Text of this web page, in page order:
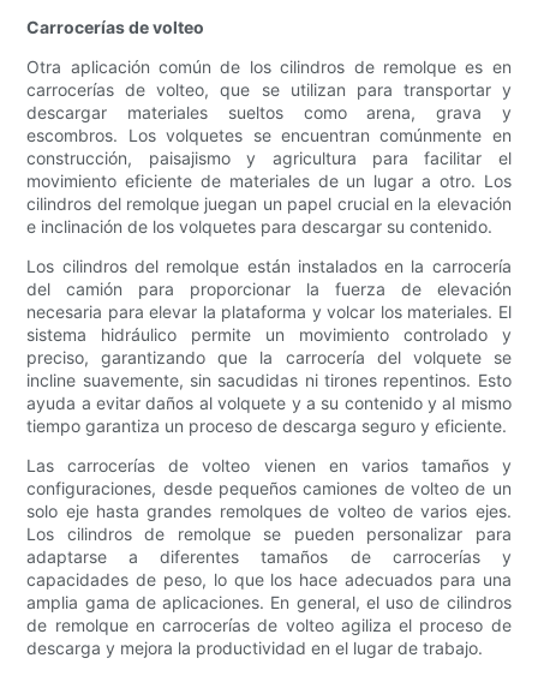
Carrocerías de volteo
Otra aplicación común de los cilindros de remolque es en
carrocerías de volteo, que se utilizan para transportar y
descargar materiales sueltos como arena, grava y
escombros. Los volquetes se encuentran comúnmente en
construcción, paisajismo y agricultura para facilitar el
movimiento eficiente de materiales de un lugar a otro. Los
cilindros del remolque juegan un papel crucial en la elevación
e inclinación de los volquetes para descargar su contenido.
Los cilindros del remolque están instalados en la carrocería
del camión para proporcionar la fuerza de elevación
necesaria para elevar la plataforma y volcar los materiales. El
sistema hidráulico permite un movimiento controlado y
preciso, garantizando que la carrocería del volquete se
incline suavemente, sin sacudidas ni tirones repentinos. Esto
ayuda a evitar daños al volquete y a su contenido y al mismo
tiempo garantiza un proceso de descarga seguro y eficiente.
Las carrocerías de volteo vienen en varios tamaños y
configuraciones, desde pequeños camiones de volteo de un
solo eje hasta grandes remolques de volteo de varios ejes.
Los cilindros de remolque se pueden personalizar para
adaptarse a diferentes tamaños de carrocerías y
capacidades de peso, lo que los hace adecuados para una
amplia gama de aplicaciones. En general, el uso de cilindros
de remolque en carrocerías de volteo agiliza el proceso de
descarga y mejora la productividad en el lugar de trabajo.